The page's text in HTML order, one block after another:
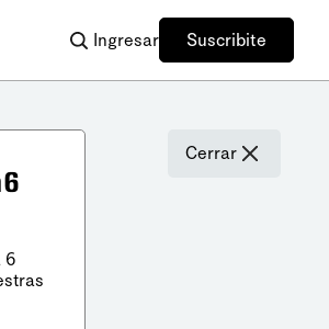
Ingresar Suscribite
Cerrar
6